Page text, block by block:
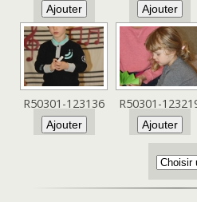
R50301-123136 R50301-